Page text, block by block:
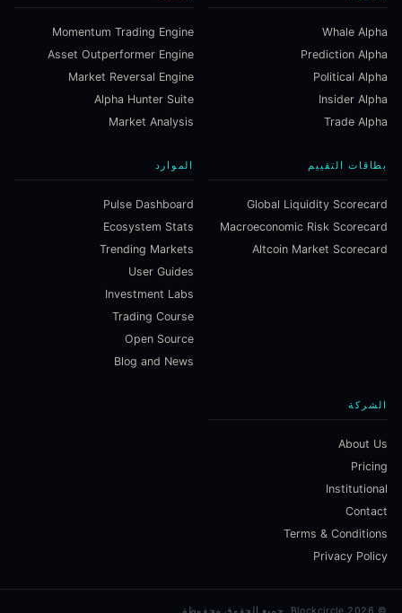
Whale Alpha
Prediction Alpha
Political Alpha
Insider Alpha
Trade Alpha
Momentum Trading Engine
Asset Outperformer Engine
Market Reversal Engine
Alpha Hunter Suite
Market Analysis
بطاقات التقييم
Global Liquidity Scorecard
Macroeconomic Risk Scorecard
Altcoin Market Scorecard
الموارد
Pulse Dashboard
Ecosystem Stats
Trending Markets
User Guides
Investment Labs
Trading Course
Open Source
Blog and News
الشركة
About Us
Pricing
Institutional
Contact
Terms & Conditions
Privacy Policy